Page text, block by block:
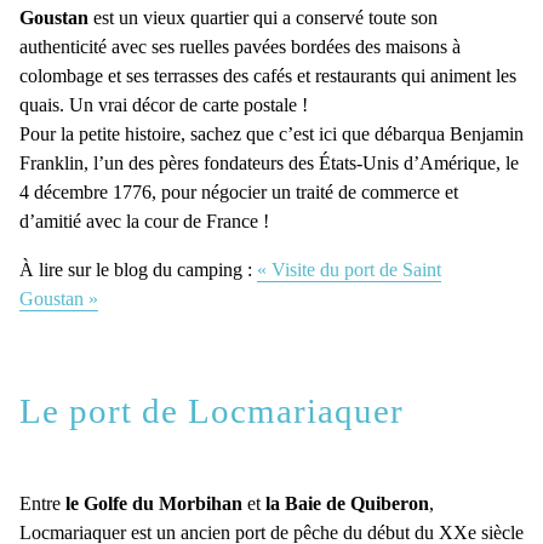
Goustan est un vieux quartier qui a conservé toute son
authenticité avec ses ruelles pavées bordées des maisons à
colombage et ses terrasses des cafés et restaurants qui animent les
quais. Un vrai décor de carte postale !
Pour la petite histoire, sachez que c’est ici que débarqua Benjamin
Franklin, l’un des pères fondateurs des États-Unis d’Amérique, le
4 décembre 1776, pour négocier un traité de commerce et
d’amitié avec la cour de France !
À lire sur le blog du camping : « Visite du port de Saint
Goustan »
Le port de Locmariaquer
Entre le Golfe du Morbihan et la Baie de Quiberon,
Locmariaquer est un ancien port de pêche du début du XXe siècle